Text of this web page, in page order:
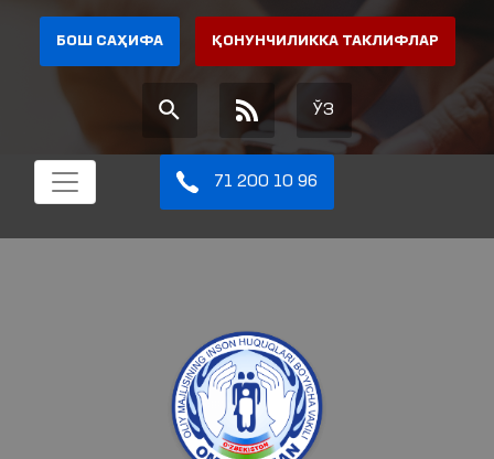
БОШ САҲИФА ҚОНУНЧИЛИККА ТАКЛИФЛАР
ЎЗ
71 200 10 96